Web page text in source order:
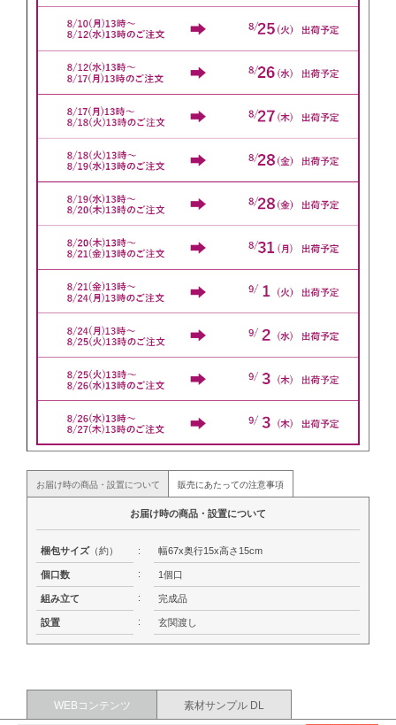
お届け時の商品・設置について 販売にあたっての注意事項
お届け時の商品・設置について
梱包サイズ（約） : 幅67x奥行15x高さ15cm
個口数 : 1個口
組み立て : 完成品
設置 : 玄関渡し
WEBコンテンツ 素材サンプル DL